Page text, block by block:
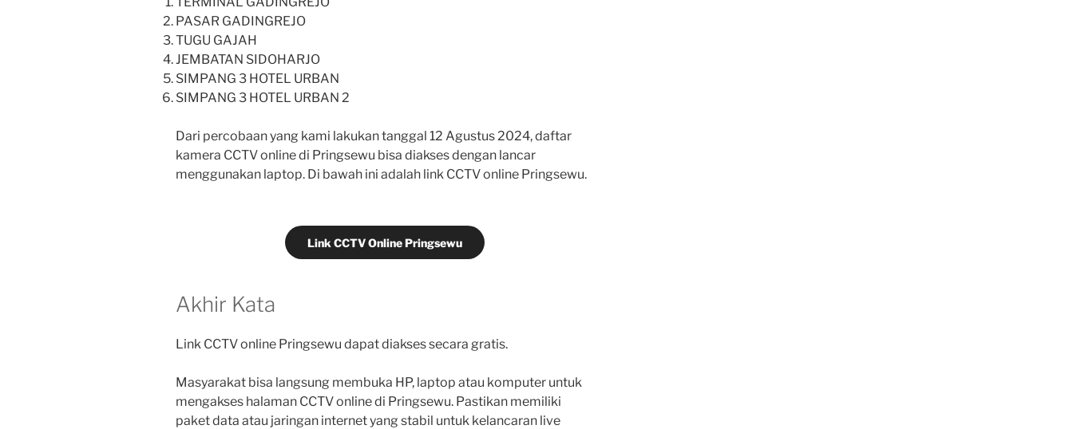
PASAR GADINGREJO
TUGU GAJAH
JEMBATAN SIDOHARJO
SIMPANG 3 HOTEL URBAN
SIMPANG 3 HOTEL URBAN 2
Dari percobaan yang kami lakukan tanggal 12 Agustus 2024, daftar
kamera CCTV online di Pringsewu bisa diakses dengan lancar
menggunakan laptop. Di bawah ini adalah link CCTV online Pringsewu.
Link CCTV Online Pringsewu
Akhir Kata
Link CCTV online Pringsewu dapat diakses secara gratis.
Masyarakat bisa langsung membuka HP, laptop atau komputer untuk
mengakses halaman CCTV online di Pringsewu. Pastikan memiliki
paket data atau jaringan internet yang stabil untuk kelancaran live